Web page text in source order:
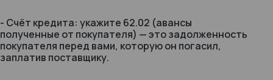
- Счёт кредита: укажите 62.02 (авансы
полученные от покупателя) — это задолженность
покупателя перед вами, которую он погасил,
заплатив поставщику.